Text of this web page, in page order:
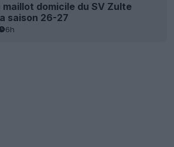
domicile du SV Zulte
saison 26-27
6h